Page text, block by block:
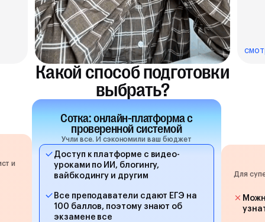
Какой способ подготовки
выбрать?
и
Сотка: онлайн-платформа с
проверенной системой
Учли все. И сэкономили ваш бюджет
Доступ к платформе с видео-
уроками по ИИ, блогингу,
вайбкодингу и другим
Все преподаватели сдают ЕГЭ на
100 баллов, поэтому знают об
экзамене все
Для